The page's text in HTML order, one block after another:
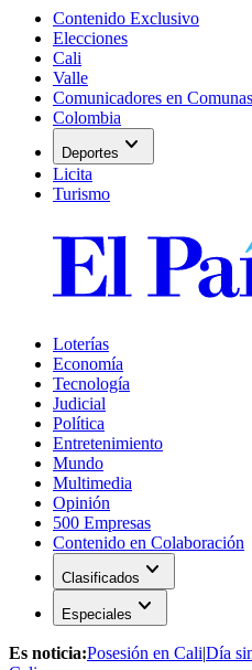
Contenido Exclusivo
Elecciones
Cali
Valle
Comunicadores en Comunas
Colombia
Deportes expand_more
Licita
Turismo
Loterías
Economía
Tecnología
Judicial
Política
Entretenimiento
Mundo
Multimedia
Opinión
500 Empresas
Contenido en Colaboración
Clasificados expand_more
Especiales expand_more
Es noticia:Posesión en Cali|Día